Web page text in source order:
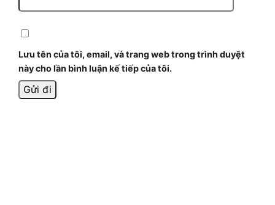
Lưu tên của tôi, email, và trang web trong trình duyệt
này cho lần bình luận kế tiếp của tôi.